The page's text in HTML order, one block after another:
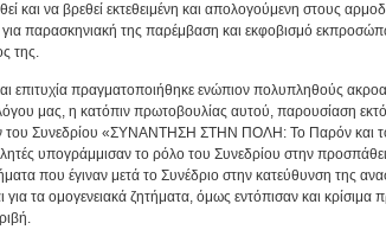
και να βρεθεί εκτεθειμένη και απολογούμενη στους
για παρασκηνιακή της παρέμβαση και εκφοβισμό
της.
επιτυχία πραγματοποιήθηκε ενώπιον πολυπληθούς
μας, η κατόπιν πρωτοβουλίας αυτού, παρουσίαση
του Συνεδρίου «ΣΥΝΑΝΤΗΣΗ ΣΤΗΝ ΠΟΛΗ: Το Παρόν και
υπογράμμισαν το ρόλο του Συνεδρίου στην
που έγιναν μετά το Συνέδριο στην κατεύθυνση της
τα ομογενειακά ζητήματα, όμως εντόπισαν και κρίσιμα